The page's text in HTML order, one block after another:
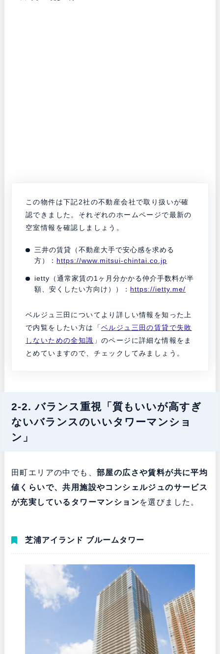
この物件は下記2社の不動産会社で取り扱いが確
認できました。それぞれのホームページで最新の
空室情報を確認しましょう。
三井の賃貸（不動産大手で安心感を求める
方）： https://www.mitsui-chintai.co.jp
ietty（通常家賃の1ヶ月分かかる仲介手数料が半
額、安くしたい方向け））： https://ietty.me/
ベルジュ三田についてより詳しい情報を知った上
で内覧をしたい方は「ベルジュ三田の賃貸で失敗
しないための全知識 」のページに詳細な情報をま
とめていますので、チェックしてみましょう。
2-2. バランス重視「質もいいが高すぎ
ないバランスのいいタワーマンショ
ン」
田町エリアの中でも、 部屋の広さや賃料が共に平均
値くらいで、共用施設やコンシェルジュのサービス
が充実しているタワーマンションを選びました。
芝浦アイランド ブルームタワー